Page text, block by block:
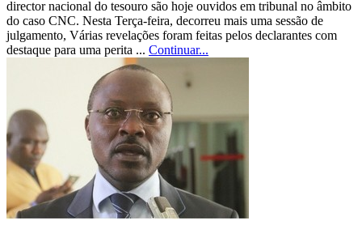
director nacional do tesouro são hoje ouvidos em tribunal no âmbito
do caso CNC. Nesta Terça-feira, decorreu mais uma sessão de
julgamento, Várias revelações foram feitas pelos declarantes com
destaque para uma perita ... Continuar...